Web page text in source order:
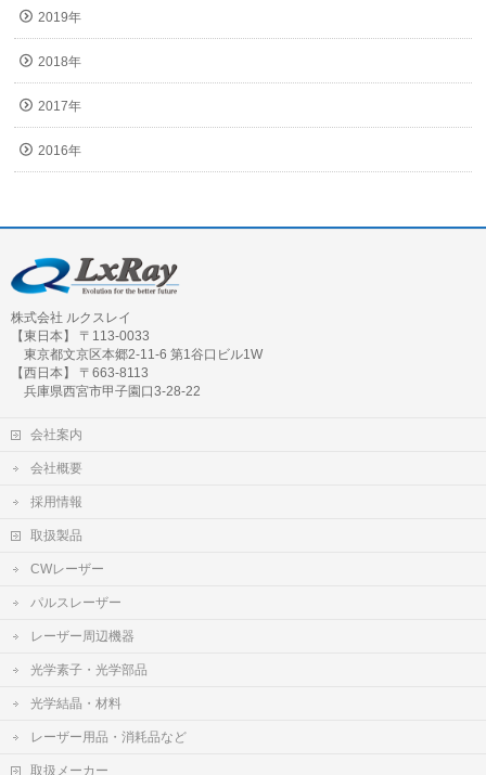
2019年
2018年
2017年
2016年
株式会社 ルクスレイ
【東日本】 〒113-0033
東京都文京区本郷2-11-6 第1谷口ビル1W
【西日本】 〒663-8113
兵庫県西宮市甲子園口3-28-22
会社案内
会社概要
採用情報
取扱製品
CWレーザー
パルスレーザー
レーザー周辺機器
光学素子・光学部品
光学結晶・材料
レーザー用品・消耗品など
取扱メーカー